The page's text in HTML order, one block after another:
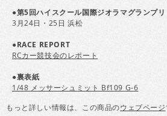
●第5回ハイスクール国際ジオラマグランプリ
3月24日・25日 浜松
●RACE REPORT
RCカー競技会のレポート
●裏表紙
1/48 メッサーシュミット Bf109 G-6
もっと詳しい情報は、この商品のウェブページ